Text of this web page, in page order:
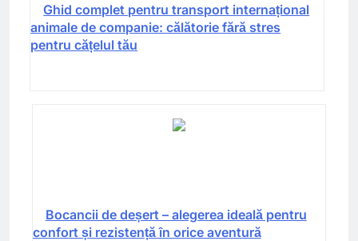
Ghid complet pentru transport internațional
animale de companie: călătorie fără stres
pentru cățelul tău
Bocancii de deșert – alegerea ideală pentru
confort și rezistență în orice aventură